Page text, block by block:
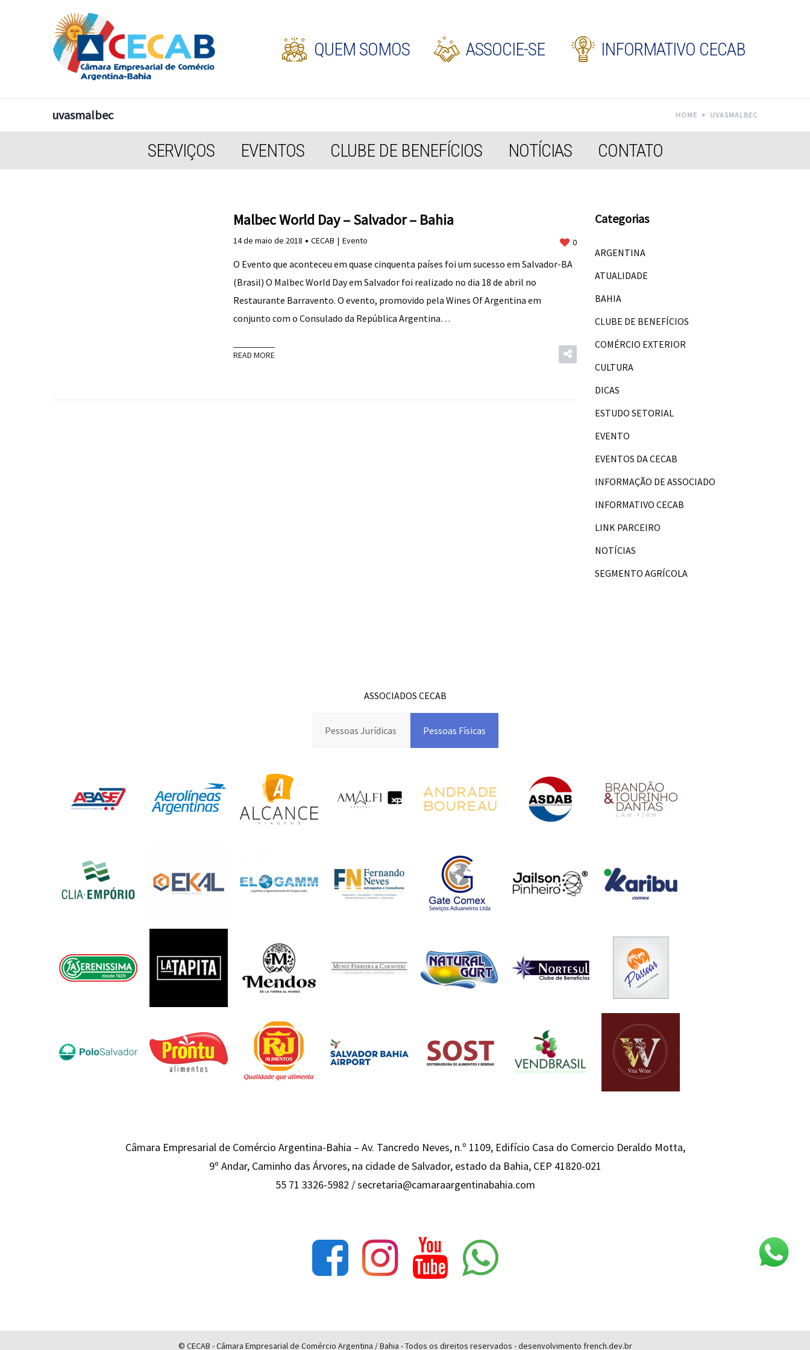
QUEM SOMOS ASSOCIE-SE INFORMATIVO CECAB
uvasmalbec HOME UVASMALBEC
SERVIÇOS EVENTOS CLUBE DE BENEFÍCIOS NOTÍCIAS CONTATO
Malbec World Day – Salvador – Bahia
14 de maio de 2018 CECAB Evento 0
O Evento que aconteceu em quase cinquenta países foi um sucesso em Salvador-BA
(Brasil) O Malbec World Day em Salvador foi realizado no dia 18 de abril no
Restaurante Barravento. O evento, promovido pela Wines Of Argentina em
conjunto com o Consulado da República Argentina…
READ MORE
Categorias
ARGENTINA
ATUALIDADE
BAHIA
CLUBE DE BENEFÍCIOS
COMÉRCIO EXTERIOR
CULTURA
DICAS
ESTUDO SETORIAL
EVENTO
EVENTOS DA CECAB
INFORMAÇÃO DE ASSOCIADO
INFORMATIVO CECAB
LINK PARCEIRO
NOTÍCIAS
SEGMENTO AGRÍCOLA
ASSOCIADOS CECAB
Pessoas Jurídicas Pessoas Físicas
Câmara Empresarial de Comércio Argentina-Bahia – Av. Tancredo Neves, n.º 1109, Edifício Casa do Comercio Deraldo Motta,
9º Andar, Caminho das Árvores, na cidade de Salvador, estado da Bahia, CEP 41820-021
55 71 3326-5982 /secretaria@camaraargentinabahia.com
© CECAB - Câmara Empresarial de Comércio Argentina / Bahia - Todos os direitos reservados - desenvolvimento french.dev.br